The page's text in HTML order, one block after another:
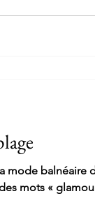
mode balnéaire
mots «